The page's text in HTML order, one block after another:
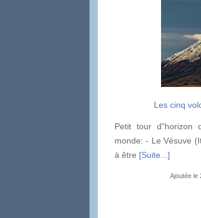
Les cinq
Petit tour d"horizon
monde: - Le Vésuve
à être [Suite...]
Ajoutée le